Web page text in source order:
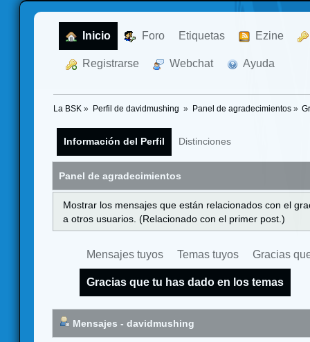
Inicio Foro Etiquetas Ezine
Registrarse Webchat Ayuda
La BSK » Perfil de davidmushing » Panel de agradecimientos»
Información del Perfil Distinciones
Panel de agradecimientos
Mostrar los mensajes que están relacionados con el
a otros usuarios. (Relacionado con el primer post.)
Mensajes tuyos Temas tuyos Gracias
Gracias que tu has dado en los temas
Mensajes - davidmushing